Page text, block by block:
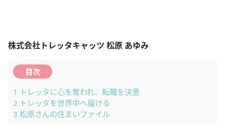
株式会社トレッタキャッツ 松原 あゆみ
目次
1 トレッタに心を奪われ、転職を決意
2 トレッタを世界中へ届ける
3 松原さんの住まいファイル